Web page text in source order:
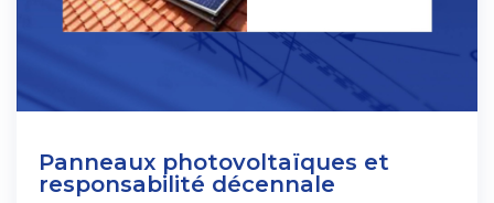
Panneaux photovoltaïques et
responsabilité décennale